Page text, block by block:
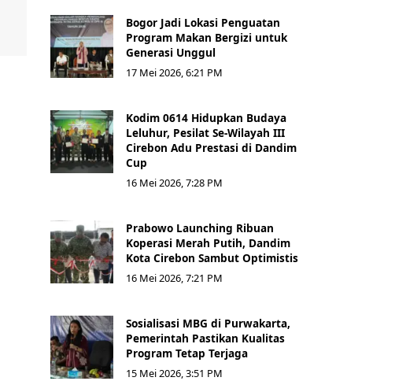
Bogor Jadi Lokasi Penguatan
Program Makan Bergizi untuk
Generasi Unggul
17 Mei 2026, 6:21 PM
Kodim 0614 Hidupkan Budaya
Leluhur, Pesilat Se-Wilayah III
Cirebon Adu Prestasi di Dandim
Cup
16 Mei 2026, 7:28 PM
Prabowo Launching Ribuan
Koperasi Merah Putih, Dandim
Kota Cirebon Sambut Optimistis
16 Mei 2026, 7:21 PM
Sosialisasi MBG di Purwakarta,
Pemerintah Pastikan Kualitas
Program Tetap Terjaga
15 Mei 2026, 3:51 PM